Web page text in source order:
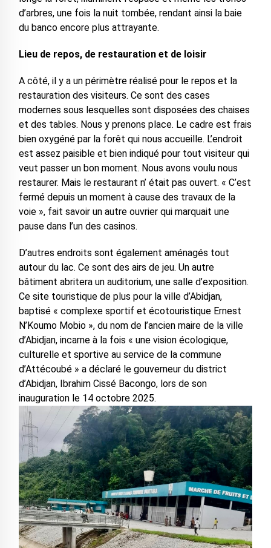
d’arbres, une fois la nuit tombée, rendant ainsi la baie
du banco encore plus attrayante.
Lieu de repos, de restauration et de loisir
A côté, il y a un périmètre réalisé pour le repos et la
restauration des visiteurs. Ce sont des cases
modernes sous lesquelles sont disposées des chaises
et des tables. Nous y prenons place. Le cadre est frais
bien oxygéné par la forêt qui nous accueille. L’endroit
est assez paisible et bien indiqué pour tout visiteur qui
veut passer un bon moment. Nous avons voulu nous
restaurer. Mais le restaurant n’ était pas ouvert. « C’est
fermé depuis un moment à cause des travaux de la
voie », fait savoir un autre ouvrier qui marquait une
pause dans l’un des casinos.
D’autres endroits sont également aménagés tout
autour du lac. Ce sont des airs de jeu. Un autre
bâtiment abritera un auditorium, une salle d’exposition.
Ce site touristique de plus pour la ville d’Abidjan,
baptisé « complexe sportif et écotouristique Ernest
N’Koumo Mobio », du nom de l’ancien maire de la ville
d’Abidjan, incarne à la fois « une vision écologique,
culturelle et sportive au service de la commune
d’Attécoubé » a déclaré le gouverneur du district
d’Abidjan, Ibrahim Cissé Bacongo, lors de son
inauguration le 14 octobre 2025.